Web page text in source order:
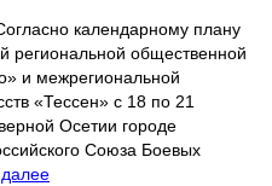
календарному плану
региональной общественной
и межрегиональной
«Тессен» с 18 по 21
Осетии городе
Союза Боевых
далее